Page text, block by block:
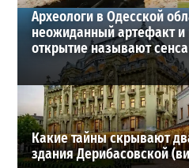
Археологи в Одесской
неожиданный артефакт и
открытие называют
Какие тайны скрывают
здания Дерибасовской